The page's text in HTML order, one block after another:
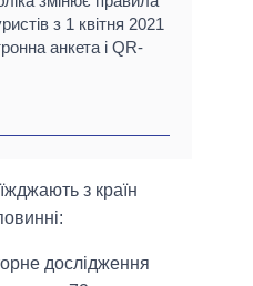
з 1 квітня 2021
анкета і QR-
з країн
дослідження